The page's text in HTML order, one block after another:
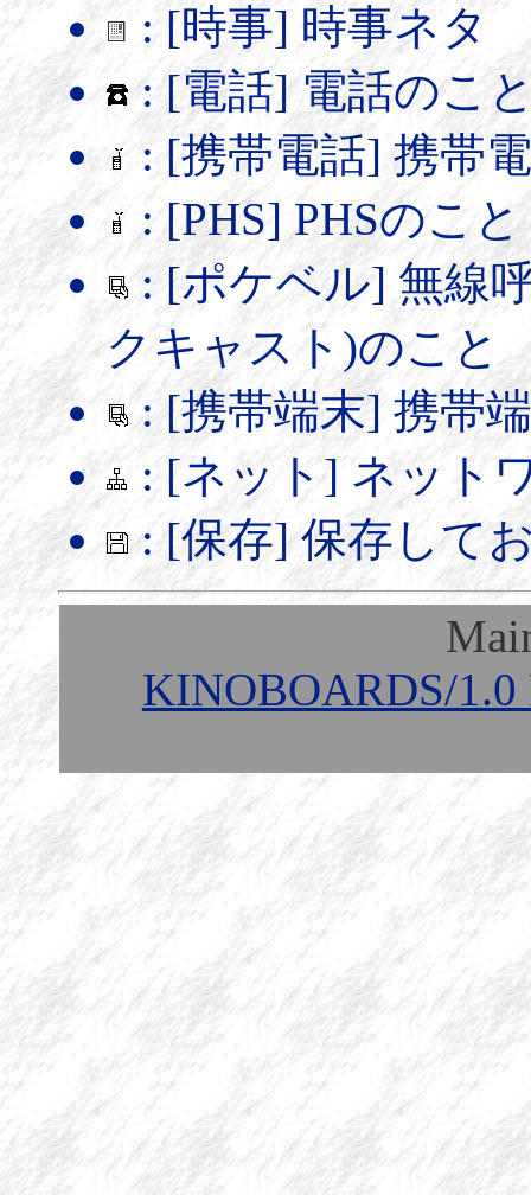
: [時事] 時事ネタ
: [電話] 電話のこ
: [携帯電話] 携帯
: [PHS] PHSのこと
: [ポケベル] 無線
クキャスト)のこと
: [携帯端末] 携帯
: [ネット] ネット
: [保存] 保存して
KINOBOARDS/1.0